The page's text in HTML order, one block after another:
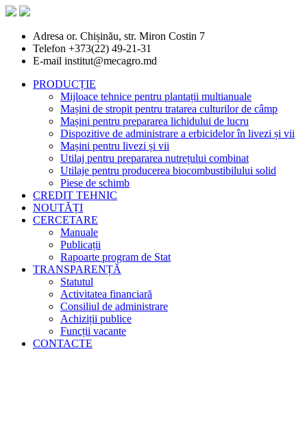
Adresa or. Chișinău, str. Miron Costin 7
Telefon +373(22) 49-21-31
E-mail institut@mecagro.md
PRODUCȚIE
Mijloace tehnice pentru plantații multianuale
Mașini de stropit pentru tratarea culturilor de câmp
Mașini pentru prepararea lichidului de lucru
Dispozitive de administrare a erbicidelor în livezi și vii
Mașini pentru livezi și vii
Utilaj pentru prepararea nutrețului combinat
Utilaje pentru producerea biocombustibilului solid
Piese de schimb
CREDIT TEHNIC
NOUTĂȚI
CERCETARE
Manuale
Publicații
Rapoarte program de Stat
TRANSPARENȚĂ
Statutul
Activitatea financiară
Consiliul de administrare
Achiziții publice
Funcții vacante
CONTACTE